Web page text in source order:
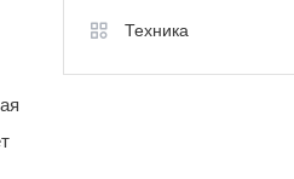
Техника